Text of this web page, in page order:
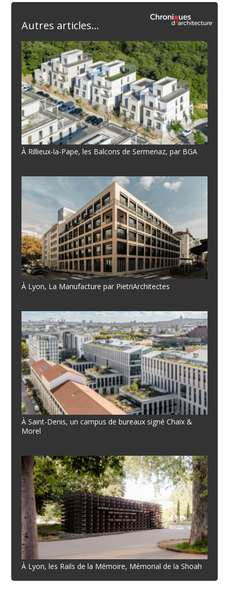
Autres articles...
À Rillieux-la-Pape, les Balcons de Sermenaz, par BGA
À Lyon, La Manufacture par PietriArchitectes
À Saint-Denis, un campus de bureaux signé Chaix &
Morel
À Lyon, les Rails de la Mémoire, Mémorial de la Shoah